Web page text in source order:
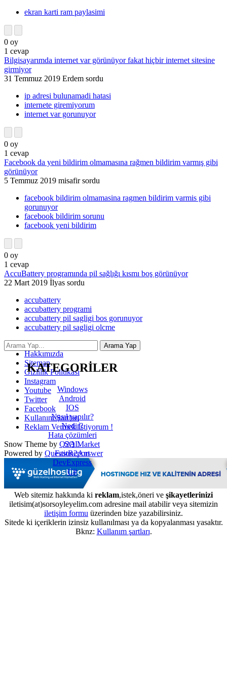
ekran karti ram paylasimi
0 oy
1 cevap
Bilgisayarımda internet var görünüyor fakat hiçbir internet sitesine
girmiyor
31 Temmuz 2019 Erdem sordu
ip adresi bulunamadi hatasi
internete giremiyorum
internet var gorunuyor
0 oy
1 cevap
Facebook da yeni bildirim olmamasına rağmen bildirim varmış gibi
görünüyor
5 Temmuz 2019 misafir sordu
facebook bildirim olmamasina ragmen bildirim varmis gibi
gorunuyor
facebook bildirim sorunu
facebook yeni bildirim
0 oy
1 cevap
AccuBattery programında pil sağlığı kısmı boş görünüyor
22 Mart 2019 İlyas sordu
accubattery
accubattery programi
accubattery pil sagligi bos gorunuyor
accubattery pil sagligi olcme
KATEGORİLER
Windows
Android
IOS
Nasıl yapılır?
Nedir?
Hata çözümleri
SQL
FastReport
DevExpress
C#
İletişim
Hakkımızda
Sitemap
Gizlilik Politikası
Instagram
Youtube
Twitter
Facebook
Kullanım Şartları
Reklam Vermek İstiyorum !
Snow Theme by Q2A Market
Powered by Question2Answer
Web sitemiz hakkında ki reklam,istek,öneri ve şikayetlerinizi
iletisim(at)sorsoyleyelim.com adresine mail atabilir veya sitemizin
iletişim formu üzerinden bize yazabilirsiniz.
Sitede ki içeriklerin izinsiz kullanılması ya da kopyalanması yasaktır.
Bknz: Kullanım şartları.